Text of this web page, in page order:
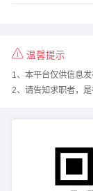
温馨提示
1、本平台仅供信息
2、请告知求职者，是